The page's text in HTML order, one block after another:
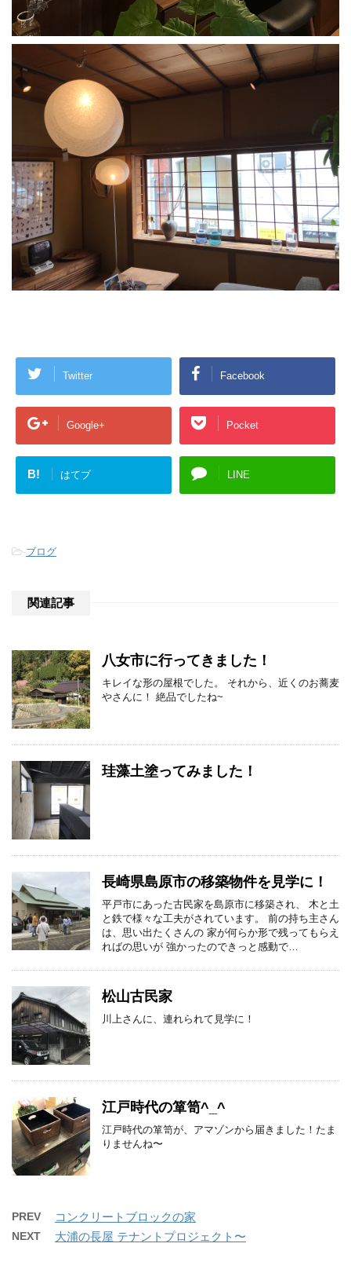
Twitter Facebook
Google+ Pocket
B! はてブ LINE
-ブログ
関連記事
八女市に行ってきました！
キレイな形の屋根でした。 それから、近くのお蕎麦
やさんに！ 絶品でしたね~
珪藻土塗ってみました！
長崎県島原市の移築物件を見学に！
平戸市にあった古民家を島原市に移築され、 木と土
と鉄で様々な工夫がされています。 前の持ち主さん
は、思い出たくさんの 家が何らか形で残ってもらえ
ればの思いが 強かったのできっと感動で…
松山古民家
川上さんに、連れられて見学に！
江戸時代の箪笥^_^
江戸時代の箪笥が、アマゾンから届きました！たま
りませんね〜
PREV コンクリートブロックの家
NEXT 大浦の長屋 テナントプロジェクト〜